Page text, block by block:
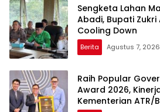
Sengketa Lahan
Abadi, Bupati Zukri
Cooling Down
Berita Agustus 7, 2026
Raih Popular
Award 2026,
Kementerian ATR/